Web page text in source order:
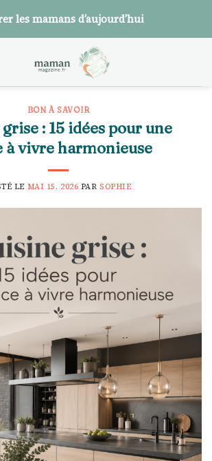
les mamans d’aujourd’hui
BON À SAVOIR
: 15 idées pour une
à vivre harmonieuse
LE MAI 15, 2026 PARSOPHIE